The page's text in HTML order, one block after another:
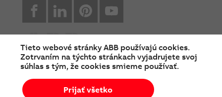
facebookLinkedin Pinterest
© Copyright 2026 ABB
Podmienky používania
Tieto webové stránky ABB používajú cookies.
Zotrvaním na týchto stránkach vyjadrujete svoj
súhlas s tým, že cookies smieme používať.
Prijať všetko